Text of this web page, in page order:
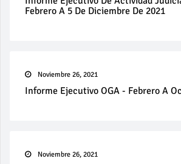
Febrero A 5 De Diciembre De 2021
Noviembre 26, 2021
Informe Ejecutivo OGA - Febrero A
Noviembre 26, 2021